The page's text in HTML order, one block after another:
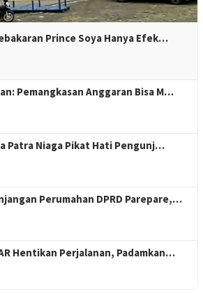
Prince Soya Hanya Efek…
Pemangkasan Anggaran Bisa M…
Patra Niaga Pikat Hati Pengunj…
Perumahan DPRD Parepare,…
Hentikan Perjalanan, Padamkan…